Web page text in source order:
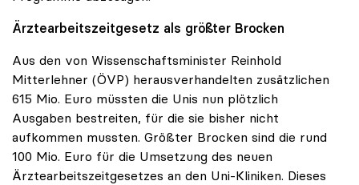
Ärztearbeitszeitgesetz als größter Brocken
Aus den von Wissenschaftsminister Reinhold
Mitterlehner (ÖVP) herausverhandelten zusätzlichen
615 Mio. Euro müssten die Unis nun plötzlich
Ausgaben bestreiten, für die sie bisher nicht
aufkommen mussten. Größter Brocken sind die rund
100 Mio. Euro für die Umsetzung des neuen
Ärztearbeitszeitgesetzes an den Uni-Kliniken. Dieses